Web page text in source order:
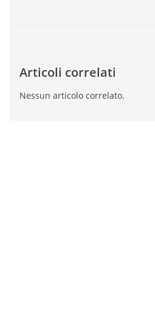
Articoli correlati
Nessun articolo correlato.